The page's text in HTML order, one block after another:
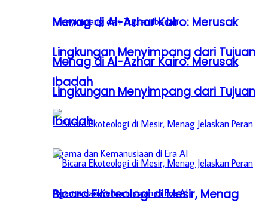
Menag di Al-Azhar Kairo: Merusak
Lingkungan Menyimpang dari Tujuan
Ibadah
Bicara Ekoteologi di Mesir, Menag
Menag di Al-Azhar Kairo: Merusak
Lingkungan Menyimpang dari Tujuan
Ibadah